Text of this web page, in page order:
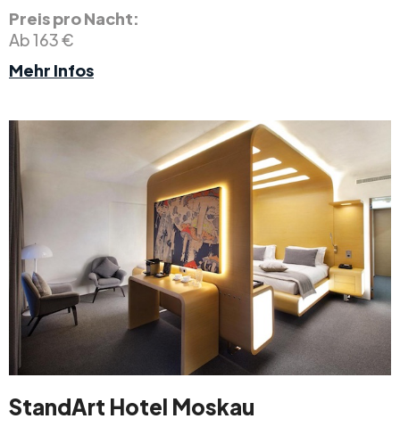
Preis pro Nacht:
Ab 163 €
Mehr Infos
StandArt Hotel Moskau